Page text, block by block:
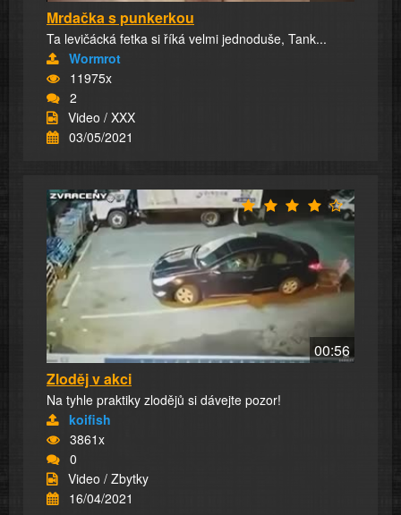
Mrdačka s punkerkou
Ta levičácká fetka si říká velmi jednoduše, Tank...
Wormrot
11975x
2
Video / XXX
03/05/2021
00:56
Zloděj v akci
Na tyhle praktiky zlodějů si dávejte pozor!
koifish
3861x
0
Video / Zbytky
16/04/2021